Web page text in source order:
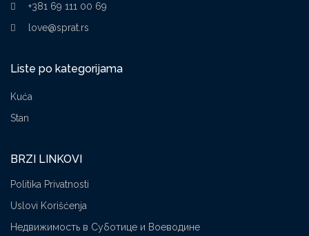
+381 69 111 00 69
love@sprat.rs
Liste po kategorijama
Kuća
Stan
BRZI LINKOVI
Politika Privatnosti
Uslovi Korišćenja
Недвижимость в Суботице и Воеводине